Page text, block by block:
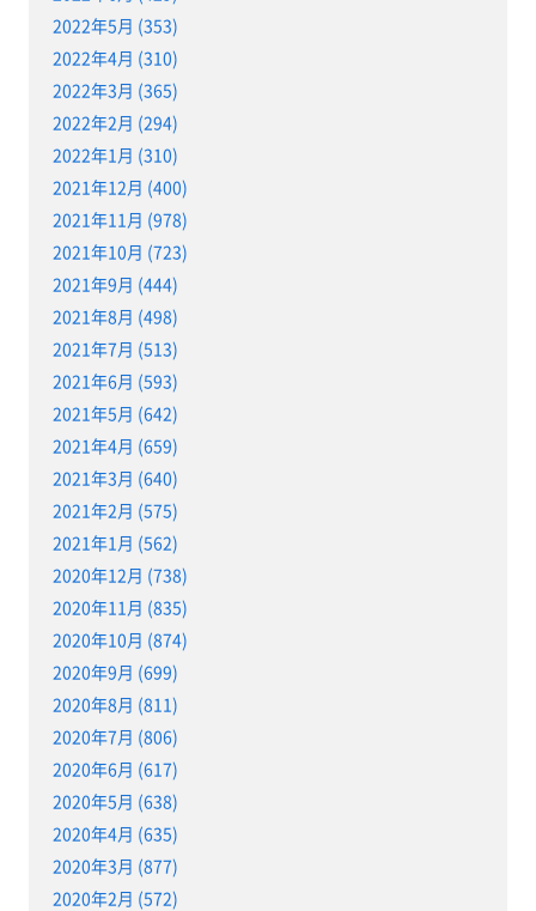
2022年5月 (353)
2022年4月 (310)
2022年3月 (365)
2022年2月 (294)
2022年1月 (310)
2021年12月 (400)
2021年11月 (978)
2021年10月 (723)
2021年9月 (444)
2021年8月 (498)
2021年7月 (513)
2021年6月 (593)
2021年5月 (642)
2021年4月 (659)
2021年3月 (640)
2021年2月 (575)
2021年1月 (562)
2020年12月 (738)
2020年11月 (835)
2020年10月 (874)
2020年9月 (699)
2020年8月 (811)
2020年7月 (806)
2020年6月 (617)
2020年5月 (638)
2020年4月 (635)
2020年3月 (877)
2020年2月 (572)